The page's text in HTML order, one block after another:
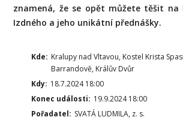
znamená, že se opět můžete těšit na
Izdného a jeho unikátní přednášky.
Kde: Kralupy nad Vltavou, Kostel Krista
Barrandově, Králův Dvůr
Kdy: 18.7.2024 18:00
Konec události: 19.9.2024 18:00
Pořadatel: SVATÁ LUDMILA, z. s.